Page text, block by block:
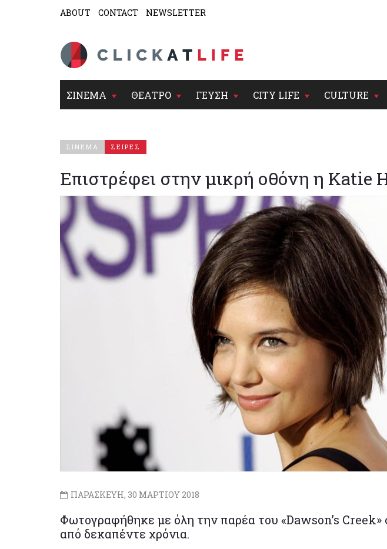
ABOUT CONTACT NEWSLETTER
ΣΙΝΕΜΑ ΘΕΑΤΡΟ ΓΕΥΣΗ CITY LIFE CULTURE
ΣΙΝΕΜΑ ΣΕΙΡΕΣ
Επιστρέφει στην μικρή οθόνη η Katie
ΠΑΡΑΣΚΕΥΗ, 30 ΜΑΡΤΙΟΥ 2018
Φωτογραφήθηκε με όλη την παρέα του «Dawson’s
από δεκαπέντε χρόνια.